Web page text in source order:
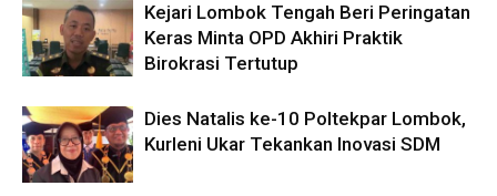
Kejari Lombok Tengah Beri Peringatan
Keras Minta OPD Akhiri Praktik
Birokrasi Tertutup
Dies Natalis ke-10 Poltekpar Lombok,
Kurleni Ukar Tekankan Inovasi SDM